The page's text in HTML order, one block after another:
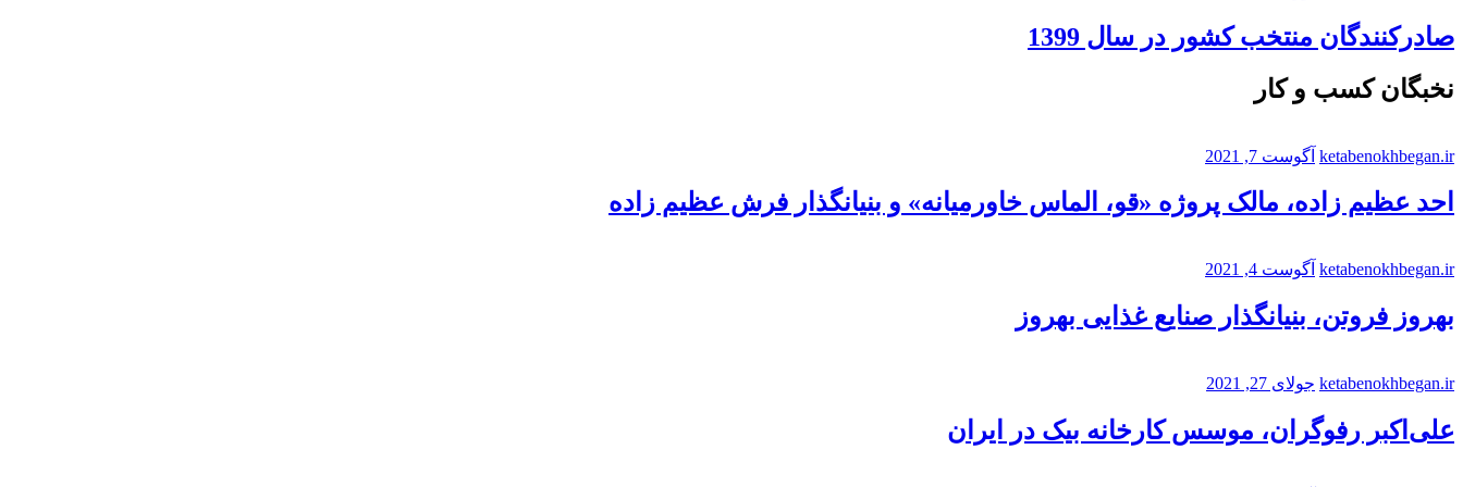
صادرکنندگان منتخب کشور در سال 1399
نخبگان کسب و کار
ketabenokhbegan.ir آگوست 7, 2021
احد عظیم زاده، مالک پروژه «قو، الماس خاورمیانه» و بنیانگذار فرش عظیم زاده
ketabenokhbegan.ir آگوست 4, 2021
بهروز فروتن، بنیانگذار صنایع غذایی بهروز
ketabenokhbegan.ir جولای 27, 2021
علی‌اکبر رفوگران، موسس کارخانه بیک در ایران